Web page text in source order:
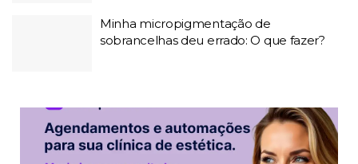
Minha micropigmentação de
sobrancelhas deu errado: O que fazer?